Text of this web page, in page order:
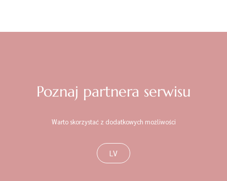
Poznaj partnera serwisu
Warto skorzystać z dodatkowych możliwości
LV